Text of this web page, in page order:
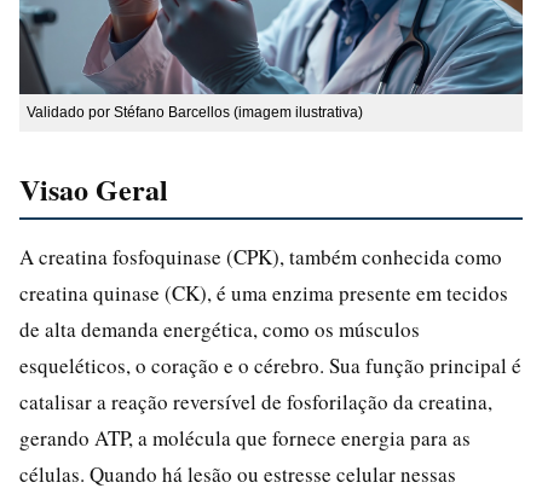
Validado por Stéfano Barcellos (imagem ilustrativa)
Visao Geral
A creatina fosfoquinase (CPK), também conhecida como
creatina quinase (CK), é uma enzima presente em tecidos
de alta demanda energética, como os músculos
esqueléticos, o coração e o cérebro. Sua função principal é
catalisar a reação reversível de fosforilação da creatina,
gerando ATP, a molécula que fornece energia para as
células. Quando há lesão ou estresse celular nessas